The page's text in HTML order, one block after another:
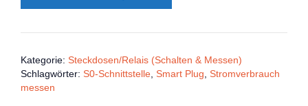
Kategorie: Steckdosen/Relais (Schalten & Messen)
Schlagwörter: S0-Schnittstelle Smart Plug Stromverbrauch
messen